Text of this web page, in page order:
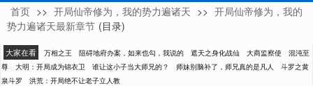
明明就
首页 >> 开局仙帝修为，我的势力遍诸天 >> 开局仙帝修为，我的
势力遍诸天最新章节 (目录)
大家在看 万相之王 阻碍地府办案，如来也勾，我说的 遮天之身化战仙 大商监察使
混沌至
尊
大明：开局成为锦衣卫 谁让这小子当大师兄的？ 师妹别脑补了，师兄真的是凡人
斗罗之黄
泉斗罗
洪荒：开局绝不让老子立人教